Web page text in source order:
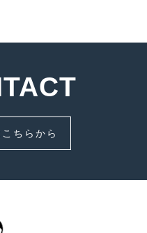
ちらから